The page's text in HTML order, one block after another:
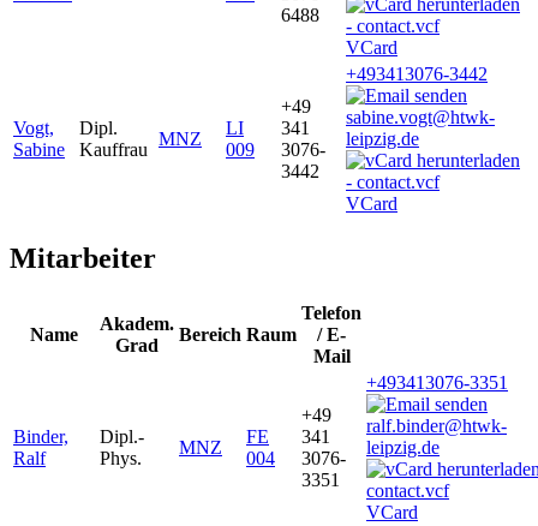
6488
VCard
Vogt,
Sabine
Dipl.
Kauffrau
MNZ
LI
009
+49
341
3076-
3442
+493413076-3442
sabine.vogt@htwk-
leipzig.de
VCard
Mitarbeiter
Name
Akadem.
Grad
Bereich Raum
Telefon
/ E-
Mail
Binder,
Ralf
Dipl.-
Phys.
MNZ
FE
004
+49
341
3076-
3351
+493413076-3351
ralf.binder@htwk-
leipzig.de
VCard